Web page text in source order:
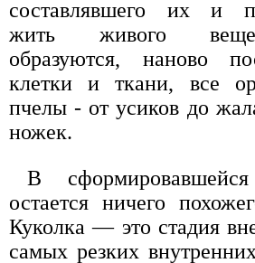
составлявшего их и
жить живого
образуются, наново
клетки и ткани, все
пчелы - от усиков до
ножек.
В
остается ничего
Куколка — это стадия
самых резких